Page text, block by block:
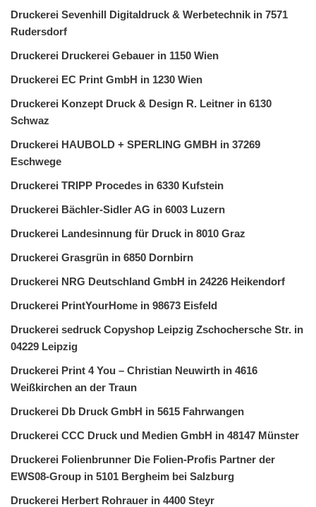
Druckerei Sevenhill Digitaldruck & Werbetechnik in 7571
Rudersdorf
Druckerei Druckerei Gebauer in 1150 Wien
Druckerei EC Print GmbH in 1230 Wien
Druckerei Konzept Druck & Design R. Leitner in 6130
Schwaz
Druckerei HAUBOLD + SPERLING GMBH in 37269
Eschwege
Druckerei TRIPP Procedes in 6330 Kufstein
Druckerei Bächler-Sidler AG in 6003 Luzern
Druckerei Landesinnung für Druck in 8010 Graz
Druckerei Grasgrün in 6850 Dornbirn
Druckerei NRG Deutschland GmbH in 24226 Heikendorf
Druckerei PrintYourHome in 98673 Eisfeld
Druckerei sedruck Copyshop Leipzig Zschochersche Str. in
04229 Leipzig
Druckerei Print 4 You – Christian Neuwirth in 4616
Weißkirchen an der Traun
Druckerei Db Druck GmbH in 5615 Fahrwangen
Druckerei CCC Druck und Medien GmbH in 48147 Münster
Druckerei Folienbrunner Die Folien-Profis Partner der
EWS08-Group in 5101 Bergheim bei Salzburg
Druckerei Herbert Rohrauer in 4400 Steyr